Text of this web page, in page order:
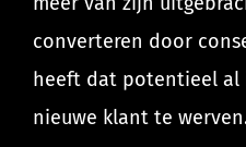
converteren door
heeft dat potentieel al
nieuwe klant te